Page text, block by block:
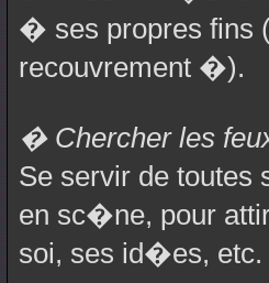
� ses propres
recouvrement �).
� Chercher les
Se servir de
en sc�ne, pour
soi, ses id�es, etc.